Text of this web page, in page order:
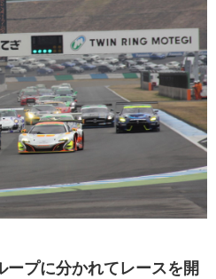
ープに分かれてレースを開